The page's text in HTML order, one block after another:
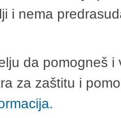
i nema
da pomogneš
za zaštitu i